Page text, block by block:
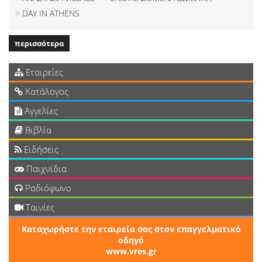
DAY IN ATHENS
περισσότερα
Εταιρείες
Κατάλογος
Αγγελίες
Βιβλία
Ειδήσεις
Παιχνίδια
Ραδιόφωνο
Ταινίες
Καταχωρήστε την εταιρεία σας στον επαγγελματικό
οδηγό
www.vres.gr